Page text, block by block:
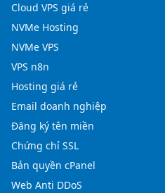
Cloud VPS giá rẻ
NVMe Hosting
NVMe VPS
VPS n8n
Hosting giá rẻ
Email doanh nghiệp
Đăng ký tên miền
Chứng chỉ SSL
Bản quyền cPanel
Web Anti DDoS